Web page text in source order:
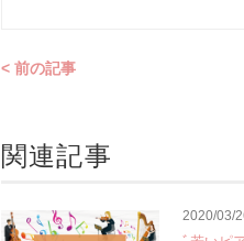
< 前の記事
関連記事
2020/03/